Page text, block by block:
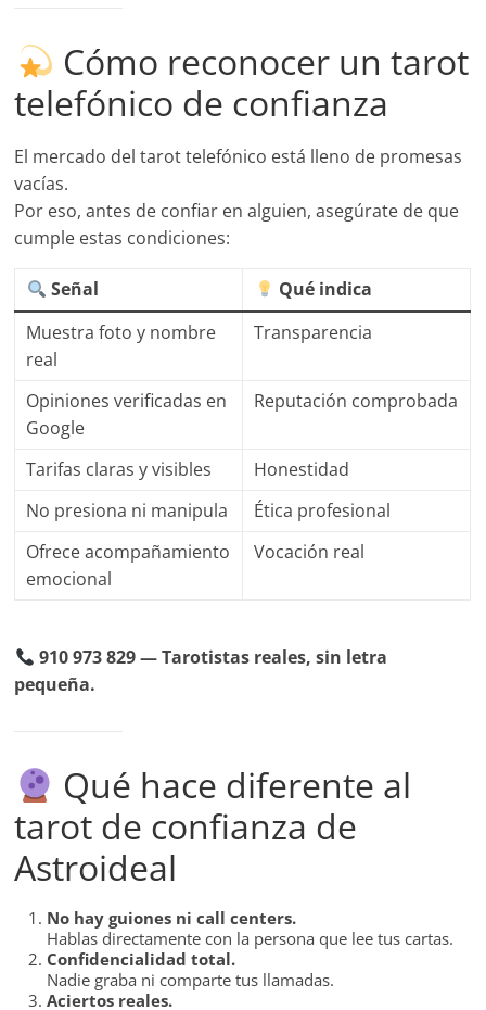
Cómo reconocer un tarot
telefónico de confianza
El mercado del tarot telefónico está lleno de promesas
vacías.
Por eso, antes de confiar en alguien, asegúrate de que
cumple estas condiciones:
Señal
Qué indica
Muestra foto y nombre
real
Transparencia
Opiniones verificadas en
Google
Reputación comprobada
Tarifas claras y visibles
Honestidad
No presiona ni manipula
Ética profesional
Ofrece acompañamiento
emocional
Vocación real
910 973 829 — Tarotistas reales, sin letra
pequeña.
Qué hace diferente al
tarot de confianza de
Astroideal
No hay guiones ni call centers.
Hablas directamente con la persona que lee tus cartas.
Confidencialidad total.
Nadie graba ni comparte tus llamadas.
Aciertos reales.